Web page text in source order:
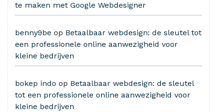
te maken met Google Webdesigner
benny9be op Betaalbaar webdesign: de sleutel tot
een professionele online aanwezigheid voor
kleine bedrijven
bokep indo op Betaalbaar webdesign: de sleutel
tot een professionele online aanwezigheid voor
kleine bedrijven